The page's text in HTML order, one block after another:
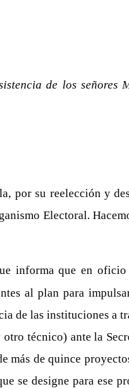
de los señores
por su reelección y
Electoral.
informa que en
al plan para
de las instituciones a
técnico) ante la
de quince
se designe para ese